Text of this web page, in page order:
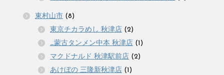
東村山市 (8)
東京チカラめし 秋津店 (2)
_蒙古タンメン中本 秋津店 (1)
マクドナルド 秋津駅前店 (2)
あけぼの 三隆新秋津店 (1)